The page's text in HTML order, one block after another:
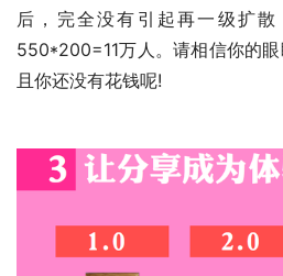
后，完全没有引起再一级扩
550*200=11万人。请相信你的
且你还没有花钱呢!